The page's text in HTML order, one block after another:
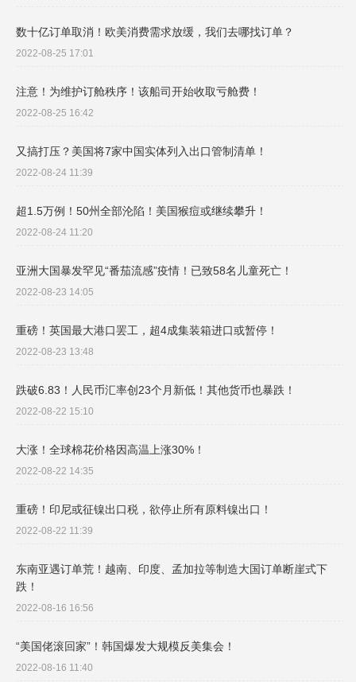
数十亿订单取消！欧美消费需求放缓，我们去哪找订单？
2022-08-25 17:01
注意！为维护订舱秩序！该船司开始收取亏舱费！
2022-08-25 16:42
又搞打压？美国将7家中国实体列入出口管制清单！
2022-08-24 11:39
超1.5万例！50州全部沦陷！美国猴痘或继续攀升！
2022-08-24 11:20
亚洲大国暴发罕见“番茄流感”疫情！已致58名儿童死亡！
2022-08-23 14:05
重磅！英国最大港口罢工，超4成集装箱进口或暂停！
2022-08-23 13:48
跌破6.83！人民币汇率创23个月新低！其他货币也暴跌！
2022-08-22 15:10
大涨！全球棉花价格因高温上涨30%！
2022-08-22 14:35
重磅！印尼或征镍出口税，欲停止所有原料镍出口！
2022-08-22 11:39
东南亚遇订单荒！越南、印度、孟加拉等制造大国订单断崖式下
跌！
2022-08-16 16:56
“美国佬滚回家”！韩国爆发大规模反美集会！
2022-08-16 11:40